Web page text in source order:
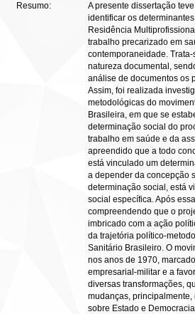
Resumo:
A presente dissertação
identificar os
Residência
trabalho precarizado em
contemporaneidade.
natureza documental,
análise de documentos os
Assim, foi realizada
metodológicas do
Brasileira, em que se
determinação social do
trabalho em saúde e da
apreendido que a todo
está vinculado um
a depender da concepção
determinação social, está
social específica. Após
compreendendo que o
imbricado com a ação
da trajetória político-
Sanitário Brasileiro. O
nos anos de 1970,
empresarial-militar e a
diversas transformações,
mudanças,
sobre Estado e